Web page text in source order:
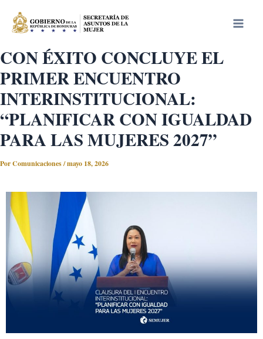
CON ÉXITO CONCLUYE EL
PRIMER ENCUENTRO
INTERINSTITUCIONAL:
“PLANIFICAR CON IGUALDAD
PARA LAS MUJERES 2027”
PorComunicaciones/mayo 18, 2026